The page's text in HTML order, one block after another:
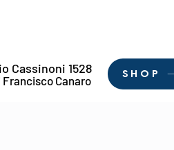
Cassinoni 1528
Francisco Canaro SHOP